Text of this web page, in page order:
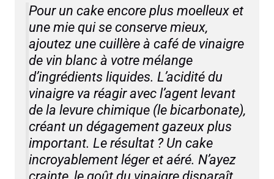
Pour un cake encore plus moelleux et
une mie qui se conserve mieux,
ajoutez une cuillère à café de vinaigre
de vin blanc à votre mélange
d’ingrédients liquides. L’acidité du
vinaigre va réagir avec l’agent levant
de la levure chimique (le bicarbonate),
créant un dégagement gazeux plus
important. Le résultat ? Un cake
incroyablement léger et aéré. N’ayez